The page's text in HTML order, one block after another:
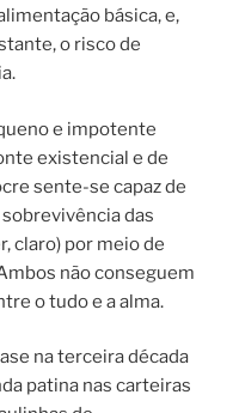
básica, e,
o risco de
e impotente
existencial e de
sente-se capaz de
das
claro) por meio de
não conseguem
o tudo e a alma.
na terceira década
patina nas carteiras